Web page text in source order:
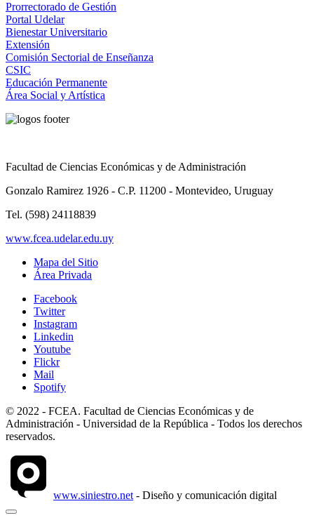
Prorrectorado de Gestión
Portal Udelar
Bienestar Universitario
Extensión
Comisión Sectorial de Enseñanza
CSIC
Educación Permanente
Área Social y Artística
Facultad de Ciencias Económicas y de Administración
Gonzalo Ramirez 1926 - C.P. 11200 - Montevideo, Uruguay
Tel. (598) 24118839
www.fcea.udelar.edu.uy
Mapa del Sitio
Área Privada
Facebook
Twitter
Instagram
Linkedin
Youtube
Flickr
Mail
Spotify
© 2022 - FCEA. Facultad de Ciencias Económicas y de
Administración - Universidad de la República - Todos los derechos
reservados.
www.siniestro.net- Diseño y comunicación digital